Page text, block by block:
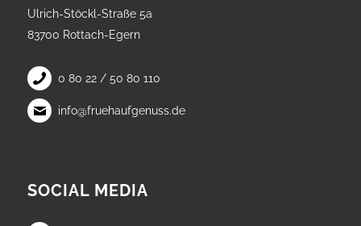
Ulrich-Stöckl-Straße 5a
83700 Rottach-Egern
0 80 22 / 50 80 110
info@fruehaufgenuss.de
SOCIAL MEDIA